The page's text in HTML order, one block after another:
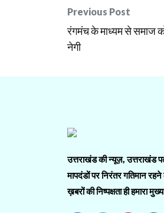
Post
Previous Post
रंगमंच के माध्यम से समाज
नेगी
उत्तराखंड की न्यूज़, उत्तराखंड
मापदंडों पर निरंतर गतिमान रहने
ख़बरों की निष्पक्षता ही हमारा